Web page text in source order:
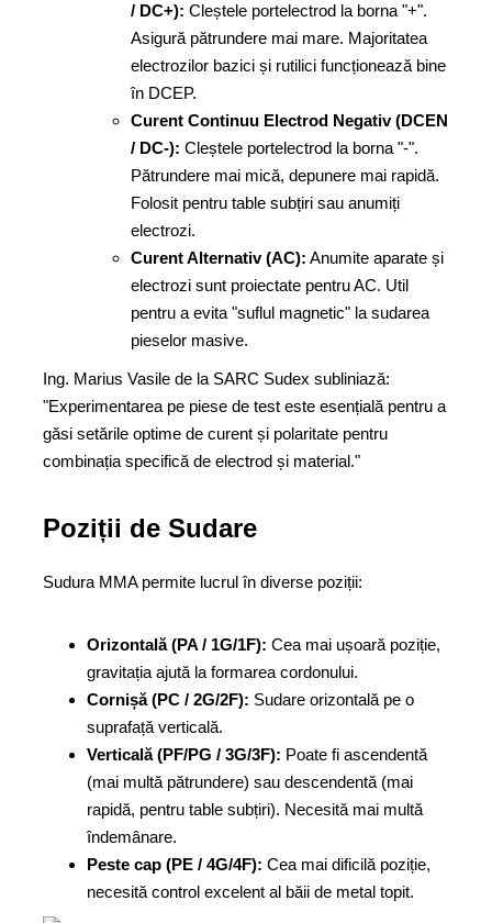
/ DC+): Cleștele portelectrod la borna "+".
Asigură pătrundere mai mare. Majoritatea
electrozilor bazici și rutilici funcționează bine
în DCEP.
Curent Continuu Electrod Negativ (DCEN
/ DC-): Cleștele portelectrod la borna "-".
Pătrundere mai mică, depunere mai rapidă.
Folosit pentru table subțiri sau anumiți
electrozi.
Curent Alternativ (AC): Anumite aparate și
electrozi sunt proiectate pentru AC. Util
pentru a evita "suflul magnetic" la sudarea
pieselor masive.
Ing. Marius Vasile de la SARC Sudex subliniază:
"Experimentarea pe piese de test este esențială pentru a
găsi setările optime de curent și polaritate pentru
combinația specifică de electrod și material."
Poziții de Sudare
Sudura MMA permite lucrul în diverse poziții:
Orizontală (PA / 1G/1F): Cea mai ușoară poziție,
gravitația ajută la formarea cordonului.
Cornișă (PC / 2G/2F): Sudare orizontală pe o
suprafață verticală.
Verticală (PF/PG / 3G/3F): Poate fi ascendentă
(mai multă pătrundere) sau descendentă (mai
rapidă, pentru table subțiri). Necesită mai multă
îndemânare.
Peste cap (PE / 4G/4F): Cea mai dificilă poziție,
necesită control excelent al băii de metal topit.